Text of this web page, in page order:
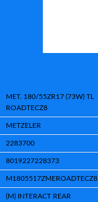
MET. 180/55ZR17 (73W) TL
ROADTECZ8
METZELER
2283700
8019227228373
M1805517ZMEROADTECZ8
(M) INTERACT REAR